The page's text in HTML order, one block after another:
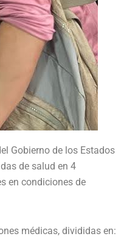
Gobierno de los Estados
de salud en 4
en condiciones de
médicas, divididas en: